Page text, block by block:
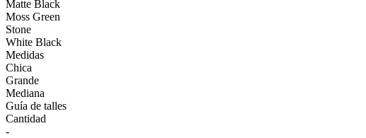
Matte Black
Moss Green
Stone
White Black
Medidas
Chica
Grande
Mediana
Guía de talles
Cantidad
-